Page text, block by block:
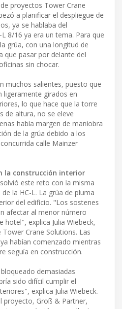
proyectos Tower Crane
a planificar el despliegue de
ya se hablaba del
8/16 ya era un tema. Para que
grúa, con una longitud de
que pasar por delante del
sin chocar.
muchos salientes, puesto que
ligeramente girados en
lo que hace que la torre
de altura, no se eleve
había margen de maniobra
de la grúa debido a los
calle Mainzer
la construcción interior
este reto con la misma
la HC-L. La grúa de pluma
del edificio. "Los sostenes
afectar al menor número
hotel", explica Julia Wiebeck,
Crane Solutions. Las
habían comenzado mientras
seguía en construcción.
demasiadas
sido difícil cumplir el
explica Julia Wiebeck.
proyecto, Groß & Partner,